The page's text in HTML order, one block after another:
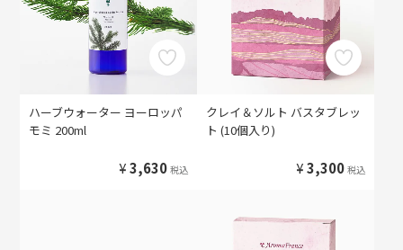
ハーブウォーター ヨーロッパ
モミ 200ml
¥3,630 税込
クレイ＆ソルト バスタブレッ
ト (10個入り)
¥3,300 税込